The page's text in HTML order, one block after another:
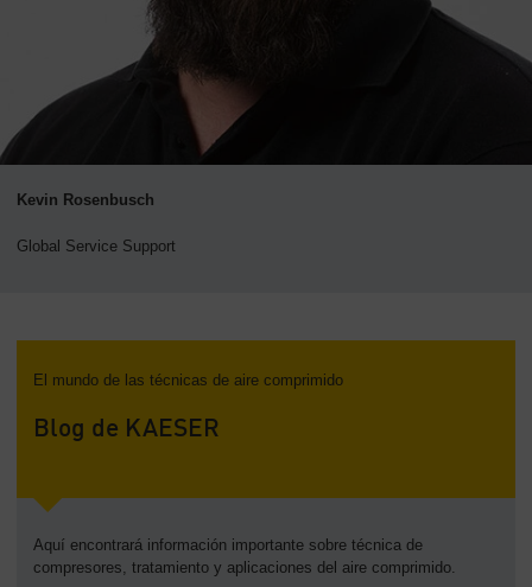
Kevin Rosenbusch
Global Service Support
El mundo de las técnicas de aire comprimido
Blog de KAESER
Aquí encontrará información importante sobre técnica de
compresores, tratamiento y aplicaciones del aire comprimido.